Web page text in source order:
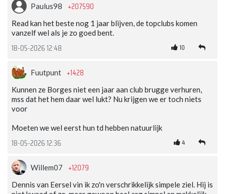
Paulus98 +207590
Read kan het beste nog 1 jaar blijven, de topclubs komen
vanzelf wel als je zo goed bent.
18-05-2026 12:48 10
Fuutpunt +1428
Kunnen ze Borges niet een jaar aan club brugge verhuren,
mss dat het hem daar wel lukt? Nu krijgen we er toch niets
voor
Moeten we wel eerst hun td hebben natuurlijk
18-05-2026 12:36 4
Willem07 +12079
Dennis van Eersel vin ik zo'n verschrikkelijk simpele ziel. Hij is